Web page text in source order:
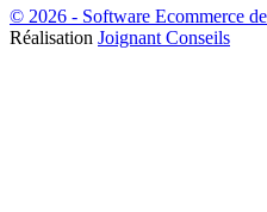
© 2026 - Software Ecommerce
Réalisation Joignant Conseils